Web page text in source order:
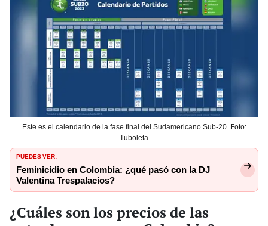
Este es el calendario de la fase final del Sudamericano Sub-20. Foto:
Tuboleta
PUEDES VER:
Feminicidio en Colombia: ¿qué pasó con la DJ
Valentina Trespalacios?
¿Cuáles son los precios de las